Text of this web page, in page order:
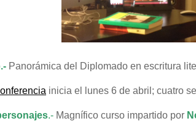
Panorámica del Diplomado en escritura
inicia el lunes 6 de abril; cuatro
.- Magnífico curso impartido por